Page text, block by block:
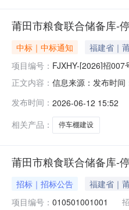
莆田市粮食联合储备库-
中标｜中标通知 福建省｜
项目编号： FJXHY-[2026]招007
正文内容： 信息来源：发布时
价（元）179997资
发布时间： 2026-06-12 15:52
相关产品：
停车棚建设
莆田市粮食联合储备库-
招标｜招标公告 福建省｜
项目编号： 010501001001